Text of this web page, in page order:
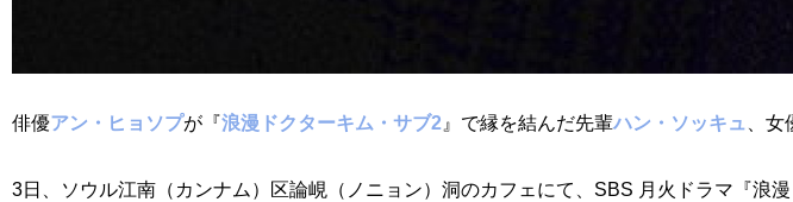
俳優アン・ヒョソプが『浪漫ドクターキム・サブ2 』で縁を結んだ先輩ハン・ソッキュ 、女
3日、ソウル江南（カンナム）区論峴（ノニョン）洞のカフェにて、SBS 月火ドラマ『浪